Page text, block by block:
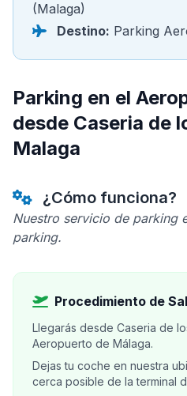
(Malaga)
Destino: Parking
Parking en el
desde Caseria de
Malaga
¿Cómo funciona?
Nuestro servicio de parking
parking.
Procedimiento de
Llegarás desde Caseria de
Aeropuerto de Málaga.
Dejas tu coche en nuestra
cerca posible de la terminal